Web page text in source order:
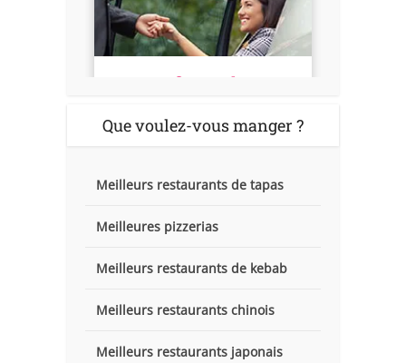
Que voulez-vous manger ?
Meilleurs restaurants de tapas
Meilleures pizzerias
Meilleurs restaurants de kebab
Meilleurs restaurants chinois
Meilleurs restaurants japonais